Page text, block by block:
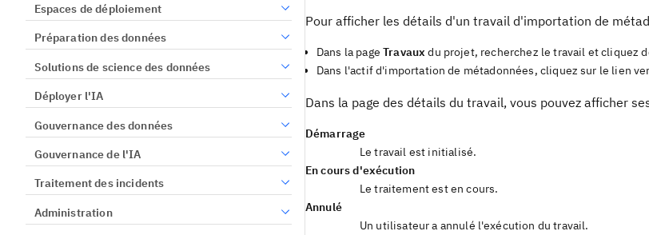
Espaces de déploiement
Préparation des données
Solutions de science des données
Déployer l'IA
Gouvernance des données
Gouvernance de l'IA
Traitement des incidents
Administration
Pour afficher les détails d'un travail d'importation de
Dans la pageTravaux du projet, recherchez le travail et cliquez
Dans l'actif d'importation de métadonnées, cliquez sur le lien
Dans la page des détails du travail, vous pouvez afficher
Démarrage
Le travail est initialisé.
En cours d'exécution
Le traitement est en cours.
Annulé
Un utilisateur a annulé l'exécution du travail.